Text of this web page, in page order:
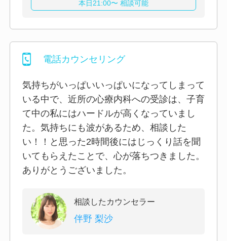
本日21:00〜 相談可能
電話カウンセリング
気持ちがいっぱいいっぱいになってしまって
いる中で、近所の心療内科への受診は、子育
て中の私にはハードルが高くなっていまし
た。気持ちにも波があるため、相談した
い！！と思った2時間後にはじっくり話を聞
いてもらえたことで、心が落ちつきました。
ありがとうございました。
相談したカウンセラー
伴野 梨沙